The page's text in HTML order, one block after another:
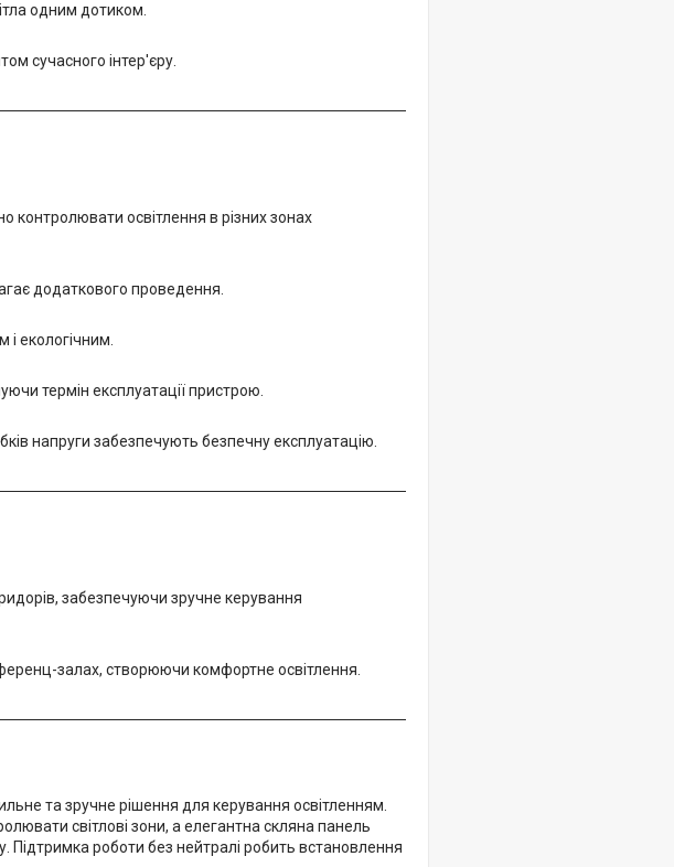
одним дотиком.
сучасного інтер'єру.
освітлення в різних зонах
додаткового проведення.
екологічним.
термін експлуатації пристрою.
напруги забезпечують безпечну експлуатацію.
забезпечуючи зручне керування
залах, створюючи комфортне освітлення.
та зручне рішення для керування освітленням.
світлові зони, а елегантна скляна панель
Підтримка роботи без нейтралі робить встановлення